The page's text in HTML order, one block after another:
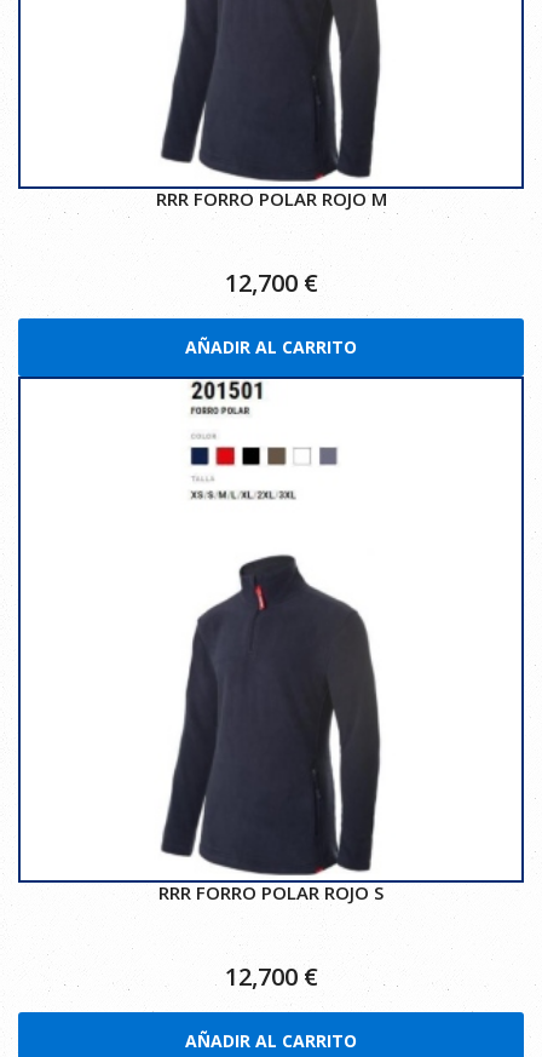
RRR FORRO POLAR ROJO M
12,700 €
AÑADIR AL CARRITO
RRR FORRO POLAR ROJO S
12,700 €
AÑADIR AL CARRITO